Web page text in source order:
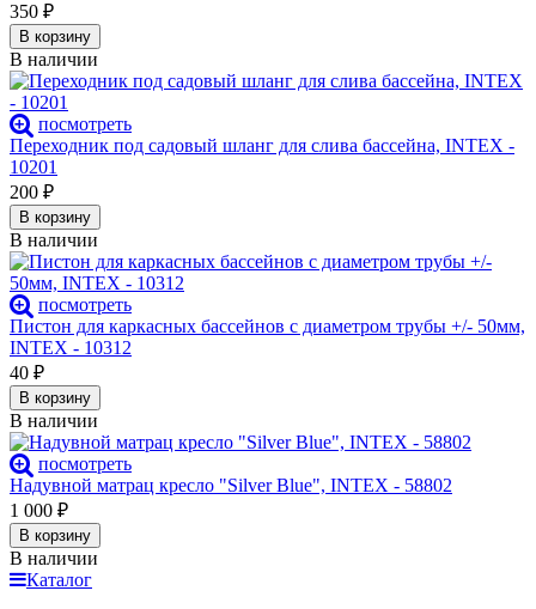
350 ₽
В корзину
В наличии
посмотреть
Переходник под садовый шланг для слива бассейна, INTEX -
10201
200 ₽
В корзину
В наличии
посмотреть
Пистон для каркасных бассейнов с диаметром трубы +/- 50мм,
INTEX - 10312
40 ₽
В корзину
В наличии
посмотреть
Надувной матрац кресло "Silver Blue", INTEX - 58802
1 000 ₽
В корзину
В наличии
Каталог